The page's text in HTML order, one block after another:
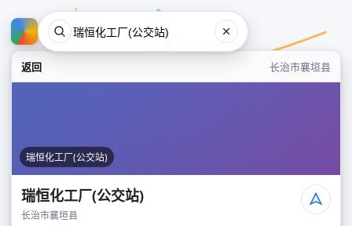
返回 长治市襄垣县
瑞恒化工厂(公交站)
瑞恒化工厂(公交站)
长治市襄垣县